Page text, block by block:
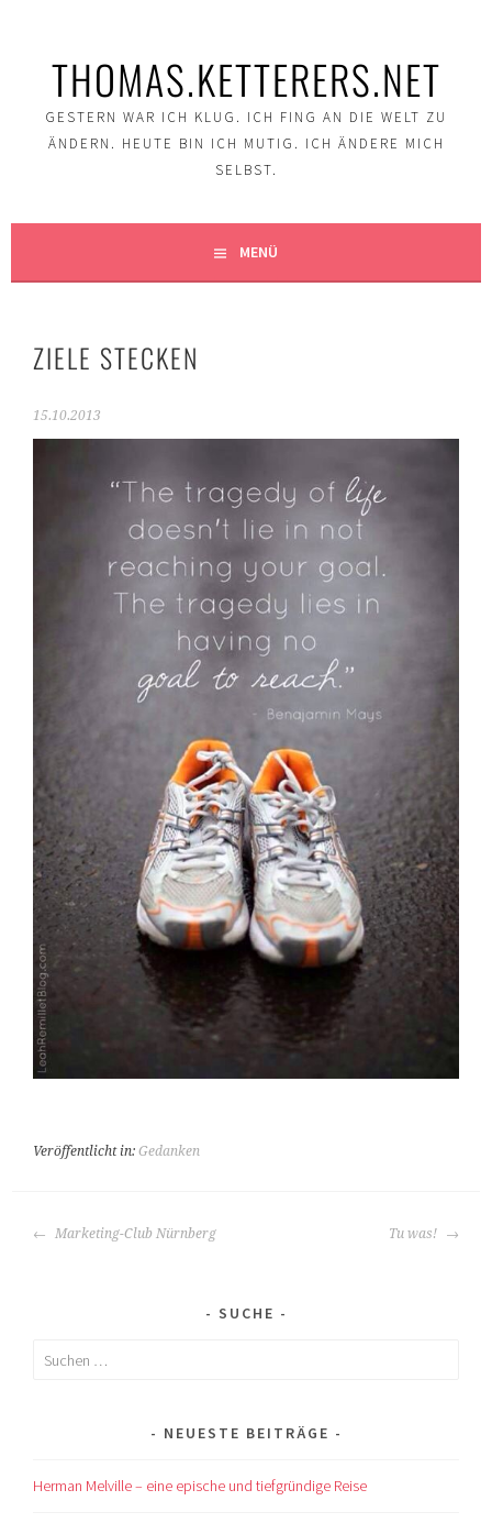
THOMAS.KETTERERS.NET
GESTERN WAR ICH KLUG. ICH FING AN DIE WELT ZU
ÄNDERN. HEUTE BIN ICH MUTIG. ICH ÄNDERE MICH
SELBST.
MENÜ
ZIELE STECKEN
15.10.2013
Veröffentlicht in:Gedanken
BEITRAGS-
Marketing-Club Nürnberg Tu was!
SUCHE
Suchen
NEUESTE BEITRÄGE
Herman Melville – eine epische und tiefgründige Reise